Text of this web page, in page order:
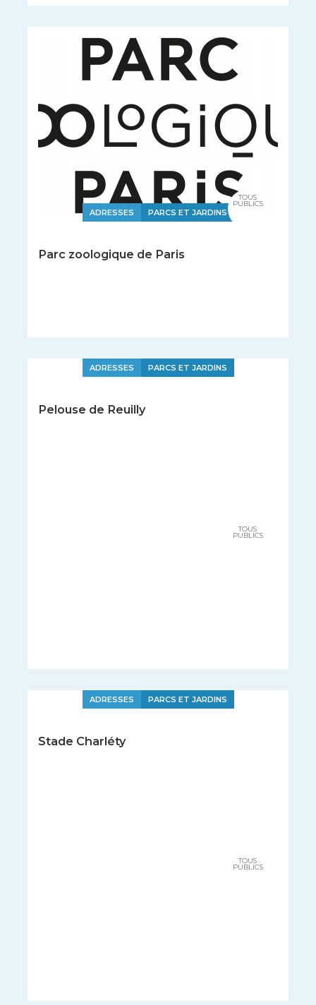
ADRESSES PARCS ET JARDINS
Parc zoologique de Paris
TOUS
PUBLICS
ADRESSES PARCS ET JARDINS
Pelouse de Reuilly
TOUS
PUBLICS
ADRESSES PARCS ET JARDINS
Stade Charléty
TOUS
PUBLICS